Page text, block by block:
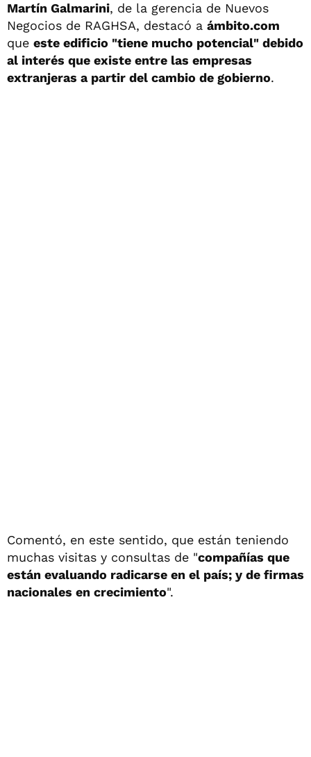
Martín Galmarini, de la gerencia de Nuevos
Negocios de RAGHSA, destacó a ámbito.com
que este edificio "tiene mucho potencial" debido
al interés que existe entre las empresas
extranjeras a partir del cambio de gobierno.
Comentó, en este sentido, que están teniendo
muchas visitas y consultas de "compañías que
están evaluando radicarse en el país; y de firmas
nacionales en crecimiento".